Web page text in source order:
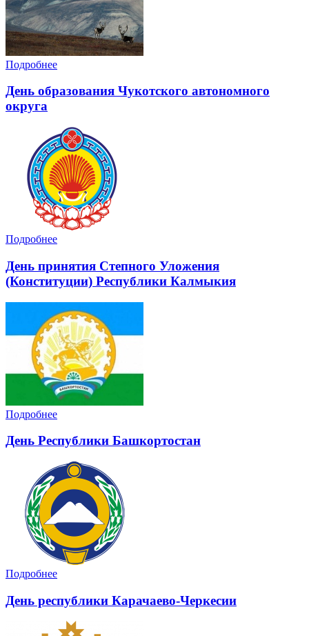
Подробнее
День образования Чукотского автономного
округа
Подробнее
День принятия Степного Уложения
(Конституции) Республики Калмыкия
Подробнее
День Республики Башкортостан
Подробнее
День республики Карачаево-Черкесии